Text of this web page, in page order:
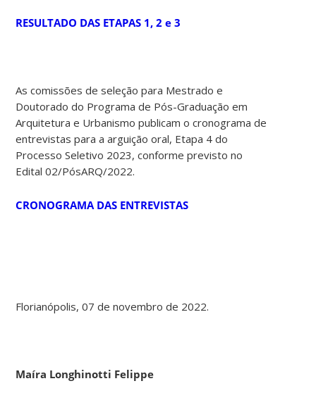
RESULTADO DAS ETAPAS 1, 2 e 3
As comissões de seleção para Mestrado e
Doutorado do Programa de Pós-Graduação em
Arquitetura e Urbanismo publicam o cronograma de
entrevistas para a arguição oral, Etapa 4 do
Processo Seletivo 2023, conforme previsto no
Edital 02/PósARQ/2022.
CRONOGRAMA DAS ENTREVISTAS
Florianópolis, 07 de novembro de 2022.
Maíra Longhinotti Felippe